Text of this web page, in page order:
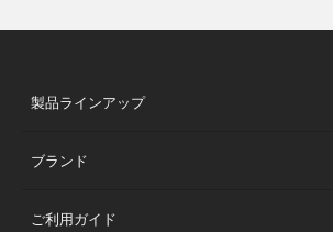
製品ラインアップ
ブランド
ご利用ガイド